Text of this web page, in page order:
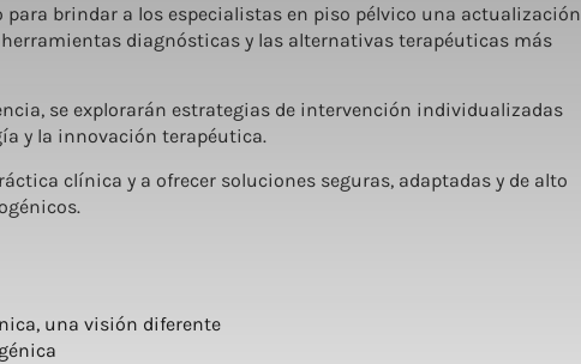
brindar a los especialistas en piso pélvico una actualización
diagnósticas y las alternativas terapéuticas más
se explorarán estrategias de intervención individualizadas
y la innovación terapéutica.
clínica y a ofrecer soluciones seguras, adaptadas y de alto
una visión diferente